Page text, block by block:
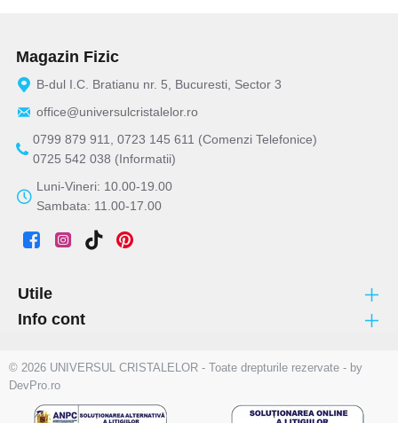
Magazin Fizic
B-dul I.C. Bratianu nr. 5, Bucuresti, Sector 3
office@universulcristalelor.ro
0799 879 911, 0723 145 611 (Comenzi Telefonice)
0725 542 038 (Informatii)
Luni-Vineri: 10.00-19.00
Sambata: 11.00-17.00
Utile
Info cont
© 2026 UNIVERSUL CRISTALELOR - Toate drepturile rezervate - by
DevPro.ro